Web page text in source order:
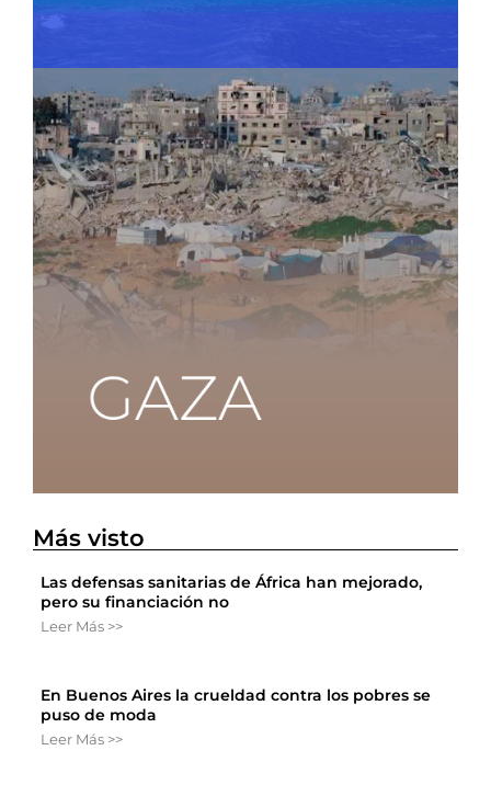
Más visto
Las defensas sanitarias de África han mejorado,
pero su financiación no
Leer Más >>
En Buenos Aires la crueldad contra los pobres se
puso de moda
Leer Más >>